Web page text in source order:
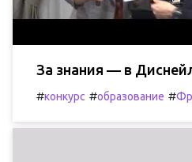
За знания — в
#конкурс #образование #